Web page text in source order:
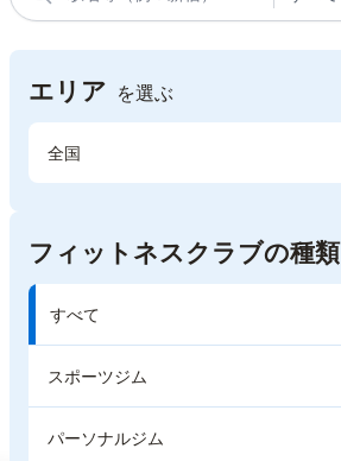
エリア を選ぶ
全国
フィットネスクラブの種類
すべて
スポーツジム
パーソナルジム